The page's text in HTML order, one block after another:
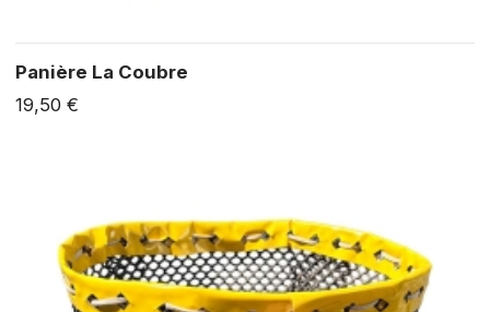
Panière La Coubre
19,50 €